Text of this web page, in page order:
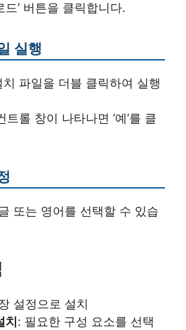
드’ 버튼을 클릭합니다.
실행
파일을 더블 클릭하여 실행
롤 창이 나타나면 ‘예’를 클
또는 영어를 선택할 수 있습
설정으로 설치
치: 필요한 구성 요소를 선택